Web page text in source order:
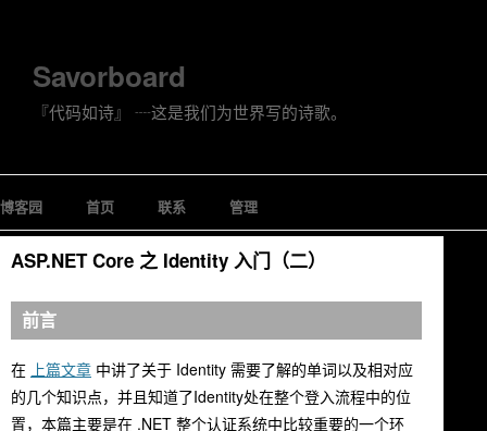
Savorboard
『代码如诗』 ┈这是我们为世界写的诗歌。
博客园 首页 联系 管理
ASP.NET Core 之 Identity 入门（二）
前言
在 上篇文章 中讲了关于 Identity 需要了解的单词以及相对应
的几个知识点，并且知道了Identity处在整个登入流程中的位
置，本篇主要是在 .NET 整个认证系统中比较重要的一个环